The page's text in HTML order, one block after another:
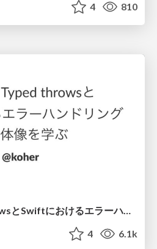
4 810
Swift 6のTyped throwsとSwiftにおけるエラーハンドリングの全体像を学ぶ
4 6.1k